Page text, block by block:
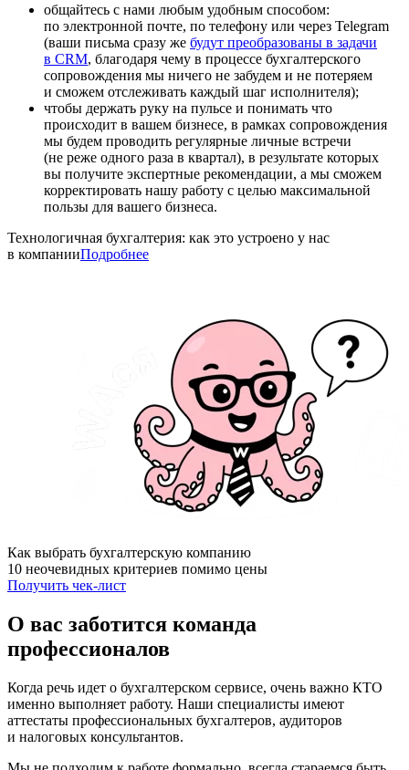
общайтесь с нами любым удобным способом:
по электронной почте, по телефону или через Telegram
(ваши письма сразу же будут преобразованы в задачи
в CRM, благодаря чему в процессе бухгалтерского
сопровождения мы ничего не забудем и не потеряем
и сможем отслеживать каждый шаг исполнителя);
чтобы держать руку на пульсе и понимать что
происходит в вашем бизнесе, в рамках сопровождения
мы будем проводить регулярные личные встречи
(не реже одного раза в квартал), в результате которых
вы получите экспертные рекомендации, а мы сможем
корректировать нашу работу с целью максимальной
пользы для вашего бизнеса.
Технологичная бухгалтерия: как это устроено у нас
в компанииПодробнее
Как выбрать бухгалтерскую компанию
10 неочевидных критериев помимо цены
Получить чек-лист
О вас заботится команда
профессионалов
Когда речь идет о бухгалтерском сервисе, очень важно КТО
именно выполняет работу. Наши специалисты имеют
аттестаты профессиональных бухгалтеров, аудиторов
и налоговых консультантов.